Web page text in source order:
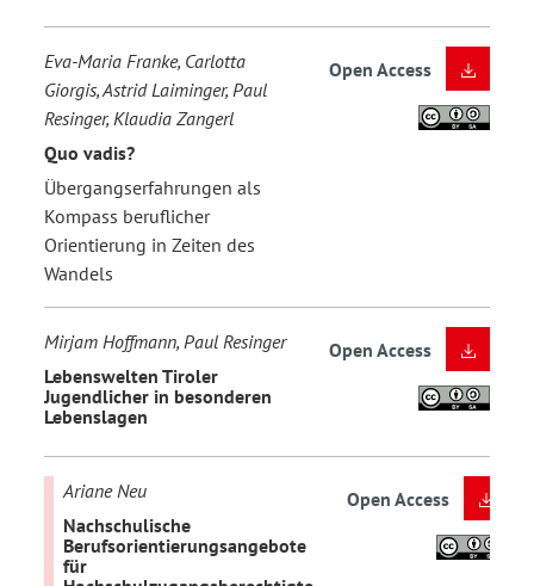
Eva-Maria Franke, Carlotta
Giorgis, Astrid Laiminger, Paul
Resinger, Klaudia Zangerl
Quo vadis?
Übergangserfahrungen als
Kompass beruflicher
Orientierung in Zeiten des
Wandels
Open Access
Mirjam Hoffmann, Paul Resinger
Lebenswelten Tiroler
Jugendlicher in besonderen
Lebenslagen
Open Access
Ariane Neu
Nachschulische
Berufsorientierungsangebote
für
Open Access